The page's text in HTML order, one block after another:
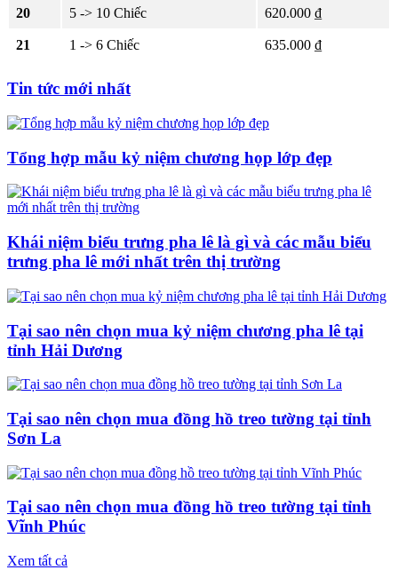
20 5 -> 10 Chiếc 620.000 ₫
21 1 -> 6 Chiếc 635.000 ₫
Tin tức mới nhất
Tổng hợp mẫu kỷ niệm chương họp lớp đẹp
Khái niệm biểu trưng pha lê là gì và các mẫu biểu
trưng pha lê mới nhất trên thị trường
Tại sao nên chọn mua kỷ niệm chương pha lê tại
tỉnh Hải Dương
Tại sao nên chọn mua đồng hồ treo tường tại tỉnh
Sơn La
Tại sao nên chọn mua đồng hồ treo tường tại tỉnh
Vĩnh Phúc
Xem tất cả